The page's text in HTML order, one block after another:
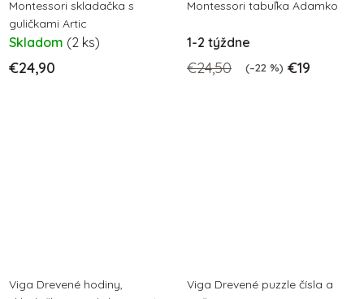
Montessori skladačka s
guličkami Artic
Skladom (2 ks)
€24,90
Montessori tabuľka Adamko
1-2 týždne
€19
€24,50 (–22 %)
Viga Drevené hodiny,
Viga Drevené puzzle čísla a